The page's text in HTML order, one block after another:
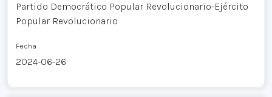
Partido Democrático Popular Revolucionario-Ejército
Popular Revolucionario
Fecha
2024-06-26